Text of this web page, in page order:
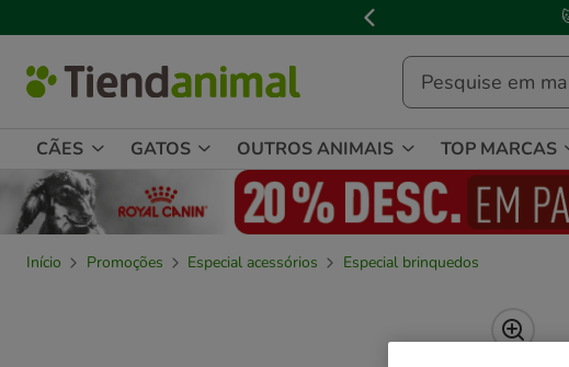
de
mensagem,
CÃES GATOS OUTROS ANIMAIS TOP MARCAS
Início Promoções Especial acessórios
Especial brinquedos